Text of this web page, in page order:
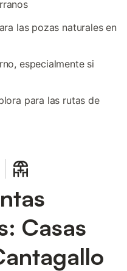
las pozas naturales en
especialmente si
para las rutas de
Casas